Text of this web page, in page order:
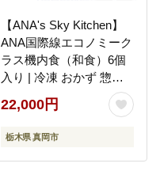
【ANA's Sky Kitchen】
ANA国際線エコノミーク
ラス機内食（和食）6個
入り | 冷凍 おかず 惣菜
時短 保存食 お取り寄せ
グルメ 栃木県 真岡市 送
料無料
22,000円
栃木県 真岡市